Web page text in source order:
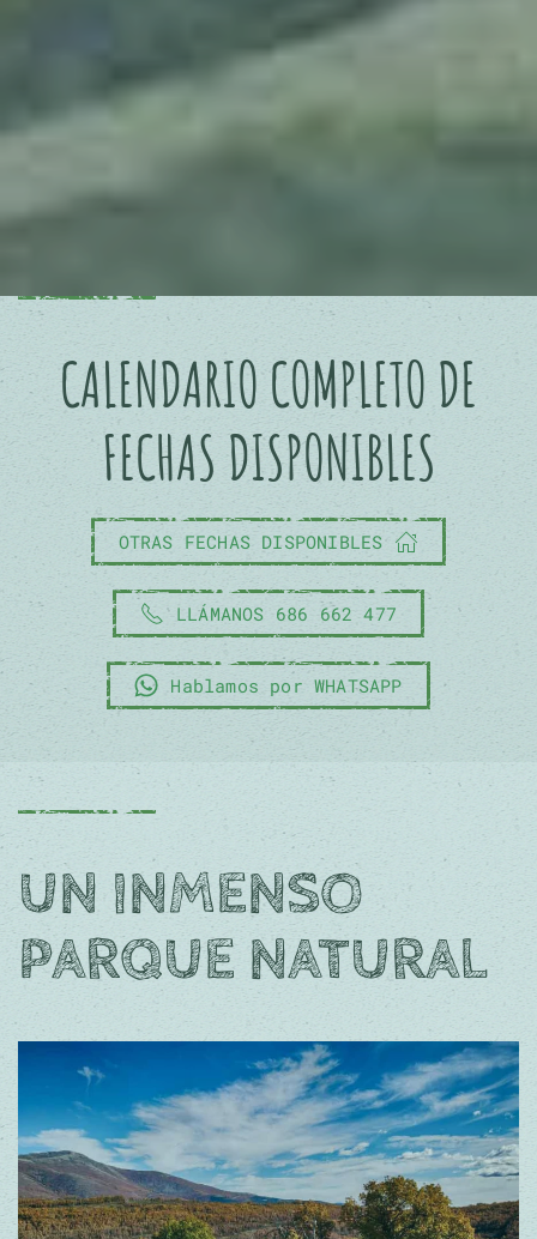
CALENDARIO COMPLETO DE
FECHAS DISPONIBLES
OTRAS FECHAS DISPONIBLES
LLÁMANOS 686 662 477
Hablamos por WHATSAPP
UN INMENSO
PARQUE NATURAL